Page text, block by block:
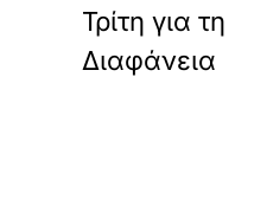
Τρίτη για τη
Διαφάνεια